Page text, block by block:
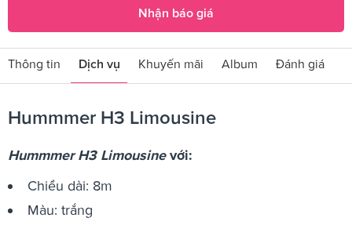
Nhận báo giá
Thông tin Dịch vụ Khuyến mãi Album Đánh giá
Hummmer H3 Limousine
Hummmer H3 Limousinevới:
Chiều dài: 8m
Màu: trắng